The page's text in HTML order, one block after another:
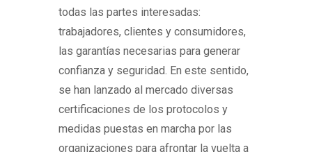
todas las partes interesadas:
trabajadores, clientes y consumidores,
las garantías necesarias para generar
confianza y seguridad. En este sentido,
se han lanzado al mercado diversas
certificaciones de los protocolos y
medidas puestas en marcha por las
organizaciones para afrontar la vuelta a